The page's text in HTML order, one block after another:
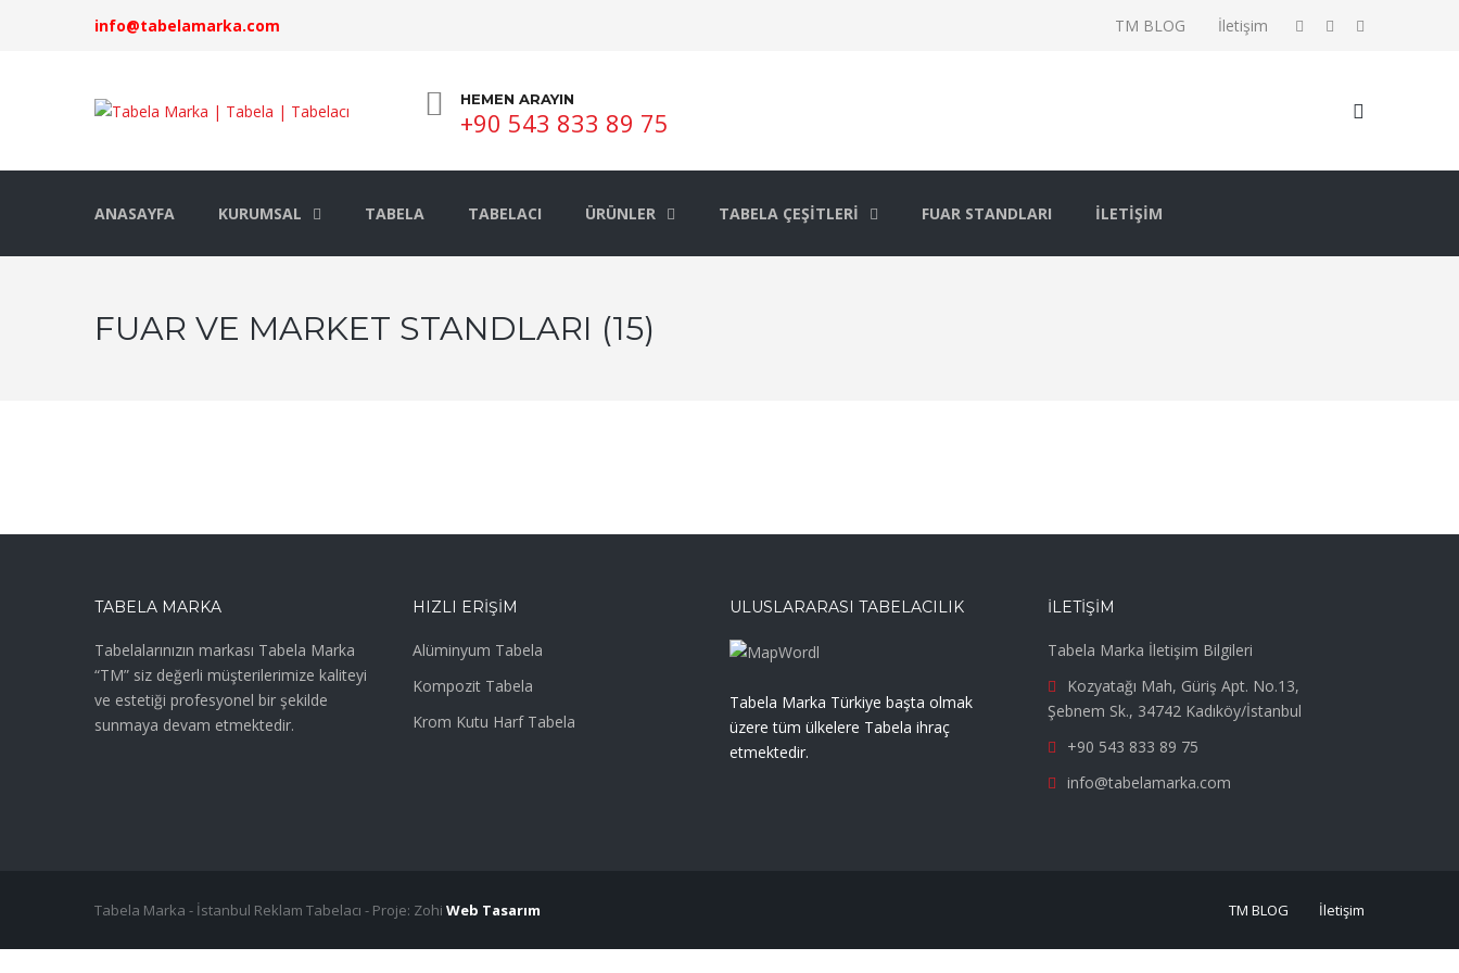
info@tabelamarka.com TM BLOG İletişim
HEMEN ARAYIN
+90 543 833 89 75
ANASAYFA KURUMSAL TABELA TABELACI ÜRÜNLER TABELA ÇEŞITLERI FUAR STANDLARI İLETIŞIM
FUAR VE MARKET STANDLARI (15)
TABELA MARKA
Tabelalarınızın markası Tabela Marka
“TM” siz değerli müşterilerimize kaliteyi
ve estetiği profesyonel bir şekilde
sunmaya devam etmektedir.
HIZLI ERIŞIM
Alüminyum Tabela
Kompozit Tabela
Krom Kutu Harf Tabela
ULUSLARARASI TABELACILIK
Tabela Marka Türkiye başta olmak
üzere tüm ülkelere Tabela ihraç
etmektedir.
İLETIŞIM
Tabela Marka İletişim Bilgileri
Kozyatağı Mah, Güriş Apt. No.13,
Şebnem Sk., 34742 Kadıköy/İstanbul
+90 543 833 89 75
info@tabelamarka.com
Tabela Marka - İstanbul Reklam Tabelacı - Proje: Zohi Web Tasarım TM BLOG İletişim